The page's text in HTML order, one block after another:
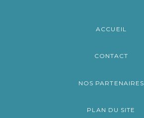
ACCUEIL
CONTACT
NOS PARTENAIRES
PLAN DU SITE